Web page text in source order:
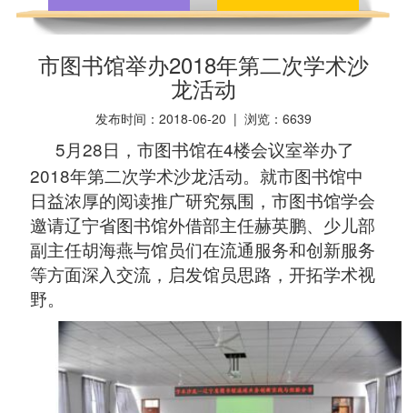
市图书馆举办2018年第二次学术沙
龙活动
发布时间：2018-06-20 | 浏览： 6639
5 月 28 日，市图书馆在4楼会议室举办了
2018年第二次学术沙龙活动。就市图书馆中
日益浓厚的阅读推广研究氛围，市图书馆学会
邀请辽宁省图书馆外借部主任赫英鹏、少儿部
副主任胡海燕与馆员们在流通服务和创新服务
等方面深入交流，启发馆员思路，开拓学术视
野。